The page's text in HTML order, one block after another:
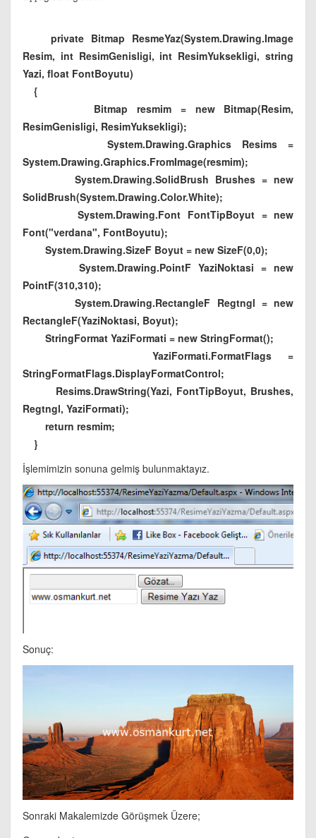
private Bitmap ResmeYaz(System.Drawing.Image
Resim, int ResimGenisligi, int ResimYuksekligi, string
Yazi, float FontBoyutu)
{
Bitmap resmim = new Bitmap(Resim,
ResimGenisligi, ResimYuksekligi);
System.Drawing.Graphics Resims =
System.Drawing.Graphics.FromImage(resmim);
System.Drawing.SolidBrush Brushes = new
SolidBrush(System.Drawing.Color.White);
System.Drawing.Font FontTipBoyut = new
Font("verdana", FontBoyutu);
System.Drawing.SizeF Boyut = new SizeF(0,0);
System.Drawing.PointF YaziNoktasi = new
PointF(310,310);
System.Drawing.RectangleF Regtngl = new
RectangleF(YaziNoktasi, Boyut);
StringFormat YaziFormati = new StringFormat();
YaziFormati.FormatFlags =
StringFormatFlags.DisplayFormatControl;
Resims.DrawString(Yazi, FontTipBoyut, Brushes,
Regtngl, YaziFormati);
return resmim;
}
İşlemimizin sonuna gelmiş bulunmaktayız.
Sonuç:
Sonraki Makalemizde Görüşmek Üzere;